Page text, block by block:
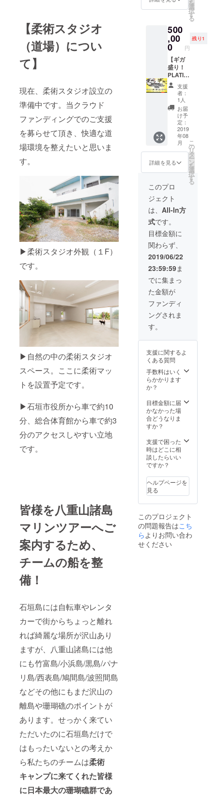
【柔術スタジオ
（道場）につい
て】
現在、柔術スタジオ設立の
準備中です。当クラウド
ファンディングでのご支援
を募らせて頂き、快適な道
場環境を整えたいと思いま
す。
▶柔術スタジオ外観（１F）
です。
▶自然の中の柔術スタジオ
スペース。ここに柔術マッ
トを設置予定です。
▶石垣市役所から車で約10
分、総合体育館から車で約3
分のアクセスしやすい立地
です。
皆様を八重山諸島
マリンツアーへご
案内するため、
チームの船を整
備！
石垣島には自転車やレンタ
カーで街からちょっと離れ
れば綺麗な場所が沢山あり
ますが、八重山諸島には他
にも竹富島/小浜島/黒島/パナ
リ島/西表島/鳩間島/波照間島
などその他にもまだ沢山の
離島や珊瑚礁のポイントが
あります。せっかく来てい
ただいたのに石垣島だけで
はもったいないとの考えか
ら私たちのチームは柔術
キャンプに来てくれた皆様
に日本最大の珊瑚礁群であ
希望の
お名前
をご記
入くだ
さい。
記入の
ない場
合は
CAMPF
IREの
ユー
ザー名
を掲載
させて
いただ
きま
す。
ず備考
欄にご
お名前
をご記
入くだ
さい。
記入の
ない場
合は
CAMPF
IREの
ユー
ザー名
を掲載
させて
いただ
きま
す。ロ
ゴを掲
載され
る場合
は、ロ
ゴデー
タを
メール
でお送
りくだ
さい。
※法人様
の福利
厚生と
してご
利用く
ださ
い！
ラスに3
名様が
です。
※フリー
パスは
ご友人
などに
譲渡・
貸与し
て頂い
てOKで
す！ ・
10/26（
土）開
催のレ
セプ
ション
パー
ティに
ご招待
※交
通・宿
泊費は
別途ご
負担く
ださ
い。 ・
オリジ
ナルス
テッ
カー 10
枚 ・マ
リンツ
アー割
引券 5
枚 ※ご
支援
時、必
ず備考
欄に掲
のお名
記入く
ださ
い。記
入のな
い場合
CAMPF
IREの
ユー
ザー名
させて
いただ
きま
す。ロ
載され
る場合
は、ロ
ゴデー
メール
でお送
りくだ
さい。
※お取引
GOLD
スポン
してお
名前 or
ロゴ掲
載（サ
イズ：
大） ・
柔術ス
タジオ2
年間フ
リーパ
ス（3名
様分）
※2021
年7月末
まで柔
術など
各クラ
スに3名
様が出
放題で
す。
※ご友人
などに
譲渡・
貸与し
て頂い
てOKで
す！ ・
船まる
ごと1日
チャー
ター＆
マリン
ツアー
券 ※
船をま
るごと
（約８
の自由
なマリ
ンツ
アーを
楽しん
ます。
同時7名
まで乗
船OKで
10/26（
土）開
催のレ
セプ
パー
ティに
ご招待
※交
泊費は
別途ご
負担く
ださ
い。 ・
を
選
択
す
る
500
,00
0 円
残り1
【ギガ
盛り！
PLATIN
UMコー
ス 〜柔
術ベー
スキャ
ンプ大
満喫
コー
ス〜】
・「公
式サイ
ト」
、「道
場」、
「船」
に
PLATIN
UMスポ
ンサー
として
お名前
or ロゴ
掲載
（サイ
ズ：特
大） ・
柔術ス
タジオ2
年間フ
リーパ
ス（5名
様分）
年7月末
術など
各クラ
スに5名
様が出
放題で
※ご友人
などに
譲渡・
貸与し
てOKで
す！ ・
船まる
ごと1日
ター＆
マリン
ツアー
券×2枚
るごと
貸し切
り、1日
（約８
時間）
支援
者：
1人
お届
け予
定：
2019
年08
月
詳細を見る
こ
の
リ
タ
ー
ン
を
選
択
す
る
このプロ
ジェクト
は、 All-In方
式です。
目標金額に
関わらず、
2019/06/22
23:59:59ま
でに集まっ
た金額が
ファンディ
ングされま
す。
支援に関するよ
くある質問
手数料はいく
らかかります
か？
目標金額に届
かなかった場
合どうなりま
すか？
支援で困った
時はどこに相
談したらいい
ですか？
ヘルプページを
見る
このプロジェクト
の問題報告はこち
らよりお問い合わ
せください